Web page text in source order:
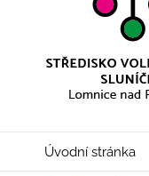
Úvodní stránka